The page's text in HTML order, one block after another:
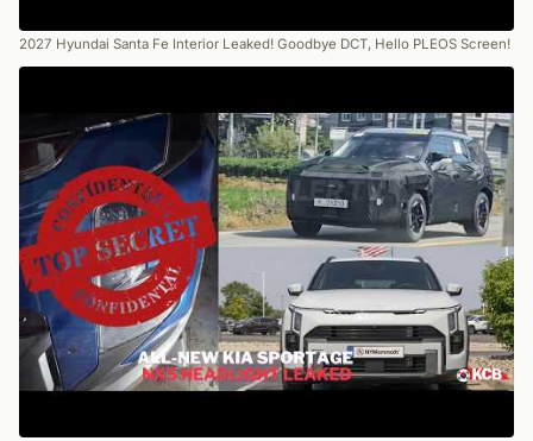
2027 Hyundai Santa Fe Interior Leaked! Goodbye DCT, Hello PLEOS Screen!